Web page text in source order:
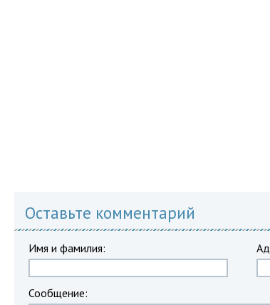
Оставьте комментарий
Имя и фамилия:
Сообщение: